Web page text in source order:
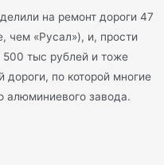
на ремонт дороги 47
чем «Русал»), и, прости
500 тыс рублей и тоже
по которой многие
алюминиевого завода.